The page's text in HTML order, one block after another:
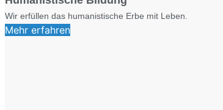
Wir erfüllen das humanistische Erbe mit Leben.
Mehr erfahren